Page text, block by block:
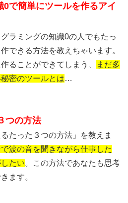
0で簡単にツールを作るアイ
ラミングの知識0の人でもたっ
できる方法を教えちゃいます。
ることができてしまう、
まだ多
秘密のツールと は…
つの方法
たった３つの方法」
を教えま
波の音を聞きながら仕事した
たい。この方法であなたも思考
ます。